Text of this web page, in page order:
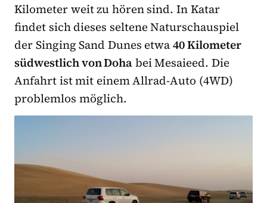
Kilometer weit zu hören sind. In Katar
findet sich dieses seltene Naturschauspiel
der Singing Sand Dunes etwa40 Kilometer
südwestlich von Dohabei Mesaieed. Die
Anfahrt ist mit einem Allrad-Auto (4WD)
problemlos möglich.